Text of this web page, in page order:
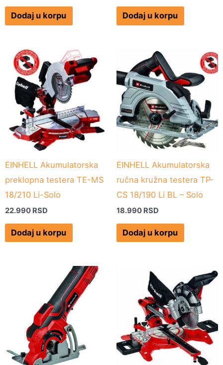
Dodaj u korpu Dodaj u korpu
EINHELL Akumulatorska
preklopna testera TE-MS
18/210 Li-Solo
22.990 RSD
Dodaj u korpu
EINHELL Akumulatorska
ručna kružna testera TP-
CS 18/190 Li BL – Solo
18.990 RSD
Dodaj u korpu